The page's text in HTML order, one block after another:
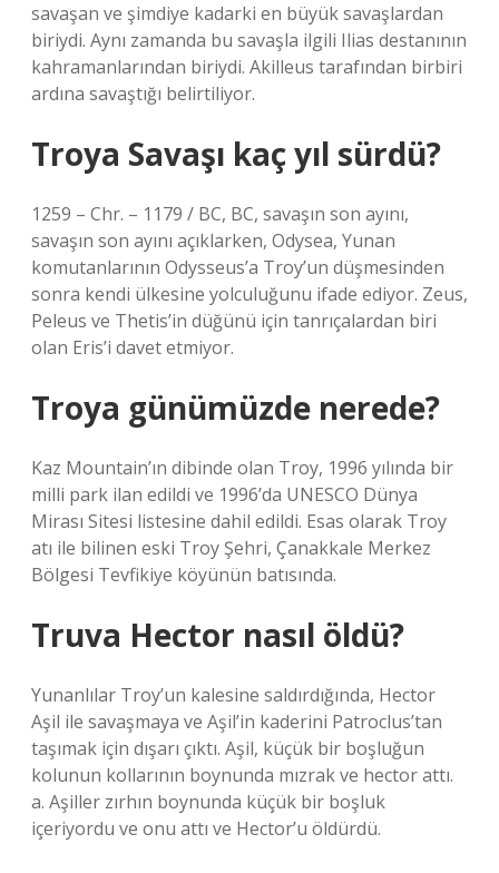
savaşan ve şimdiye kadarki en büyük savaşlardan
biriydi. Aynı zamanda bu savaşla ilgili Ilias destanının
kahramanlarından biriydi. Akilleus tarafından birbiri
ardına savaştığı belirtiliyor.
Troya Savaşı kaç yıl sürdü?
1259 – Chr. – 1179 / BC, BC, savaşın son ayını,
savaşın son ayını açıklarken, Odysea, Yunan
komutanlarının Odysseus’a Troy’un düşmesinden
sonra kendi ülkesine yolculuğunu ifade ediyor. Zeus,
Peleus ve Thetis’in düğünü için tanrıçalardan biri
olan Eris’i davet etmiyor.
Troya günümüzde nerede?
Kaz Mountain’ın dibinde olan Troy, 1996 yılında bir
milli park ilan edildi ve 1996’da UNESCO Dünya
Mirası Sitesi listesine dahil edildi. Esas olarak Troy
atı ile bilinen eski Troy Şehri, Çanakkale Merkez
Bölgesi Tevfikiye köyünün batısında.
Truva Hector nasıl öldü?
Yunanlılar Troy’un kalesine saldırdığında, Hector
Aşil ile savaşmaya ve Aşil’in kaderini Patroclus’tan
taşımak için dışarı çıktı. Aşil, küçük bir boşluğun
kolunun kollarının boynunda mızrak ve hector attı.
a. Aşiller zırhın boynunda küçük bir boşluk
içeriyordu ve onu attı ve Hector’u öldürdü.